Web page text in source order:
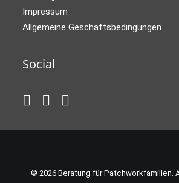
Impressum
Allgemeine Geschäftsbedingungen
Social
© 2026 Beratung für Patchworkfamilien.